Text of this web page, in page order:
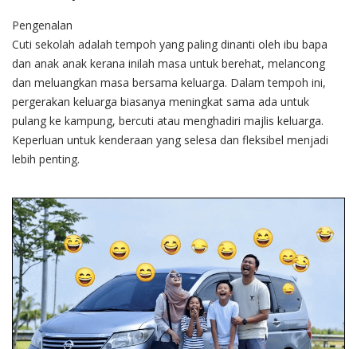
Pengenalan
Cuti sekolah adalah tempoh yang paling dinanti oleh ibu bapa
dan anak anak kerana inilah masa untuk berehat, melancong
dan meluangkan masa bersama keluarga. Dalam tempoh ini,
pergerakan keluarga biasanya meningkat sama ada untuk
pulang ke kampung, bercuti atau menghadiri majlis keluarga.
Keperluan untuk kenderaan yang selesa dan fleksibel menjadi
lebih penting.